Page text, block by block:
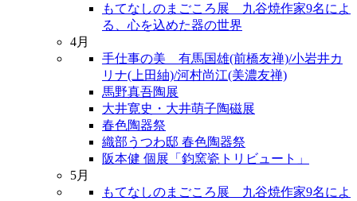
もてなしのまごころ展 九谷焼作家9名によ
る、心を込めた器の世界
4月
手仕事の美 有馬国雄(前橋友禅)/小岩井カ
リナ(上田紬)/河村尚江(美濃友禅)
馬野真吾陶展
大井寛史・大井萌子陶磁展
春色陶器祭
織部うつわ邸 春色陶器祭
阪本健 個展「鈞窯瓷トリビュート」
5月
もてなしのまごころ展 九谷焼作家9名によ